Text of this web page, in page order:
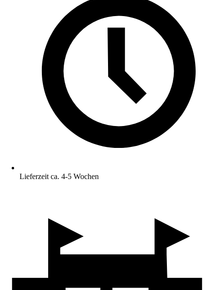
Lieferzeit ca. 4-5 Wochen